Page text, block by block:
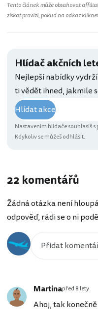
Tento článek může obsahovat
získat provizi, pokud na odkaz
Hlídač akčních
Nejlepší nabídky
ti vědět ihned, jakmile
Hlídat akce
Nastavením hlídače souhlasíš s
Kdykoliv se můžeš odhlásit.
22 komentářů
Žádná otázka není
odpověď, rádi se o ni
Martinapřed 8 lety
Ahoj, tak